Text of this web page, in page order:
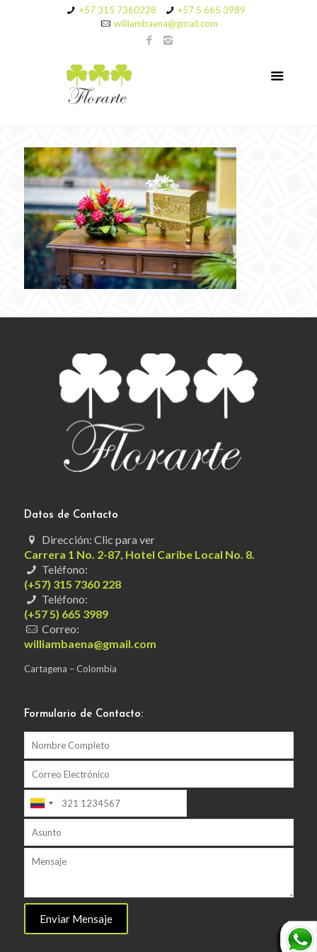
+57 315 7360228
+57 5 665 3989
williambaena@gmail.com
Datos de Contacto
Dirección: Clic para ver
Carrera 1 No. 2-87, Hotel Caribe Local No. 8.
Teléfono:
(+57) 315 7360 228
Teléfono:
(+57 5) 665 3989
Correo:
williambaena@gmail.com
Cartagena – Colombia
Formulario de Contacto: